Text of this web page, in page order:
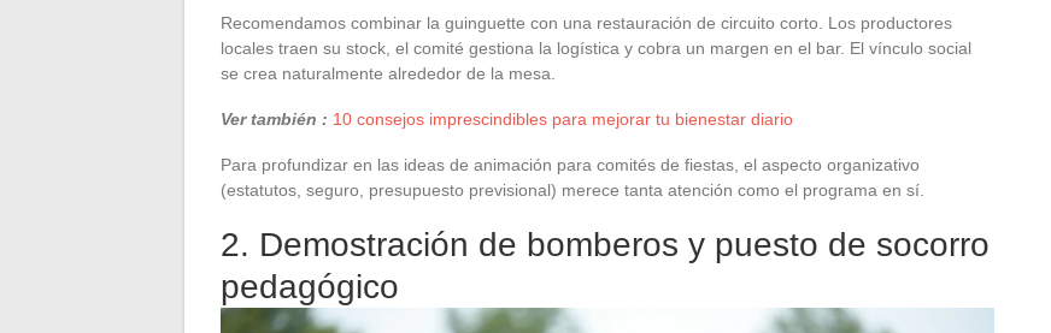
Recomendamos combinar la guinguette con una restauración de circuito corto. Los productores
locales traen su stock, el comité gestiona la logística y cobra un margen en el bar. El vínculo social
se crea naturalmente alrededor de la mesa.
Ver también : 10 consejos imprescindibles para mejorar tu bienestar diario
Para profundizar en las ideas de animación para comités de fiestas, el aspecto organizativo
(estatutos, seguro, presupuesto previsional) merece tanta atención como el programa en sí.
2. Demostración de bomberos y puesto de socorro
pedagógico